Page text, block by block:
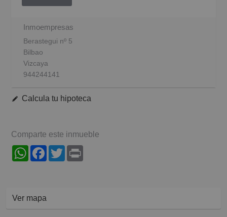
Inmoempresas
Berastegui nº 5
Bilbao
Vizcaya
944244141
Calcula tu hipoteca
Comparte este inmueble
WhatsAppFacebook
Twitter
Ver mapa